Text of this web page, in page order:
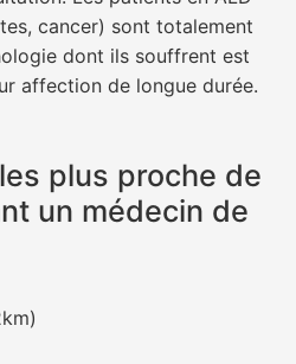
cancer) sont totalement
dont ils souffrent est
affection de longue durée.
plus proche de
un médecin de